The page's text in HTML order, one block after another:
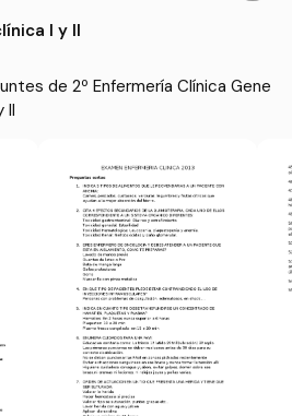
I y II
de 2º Enfermería Clínica Gene